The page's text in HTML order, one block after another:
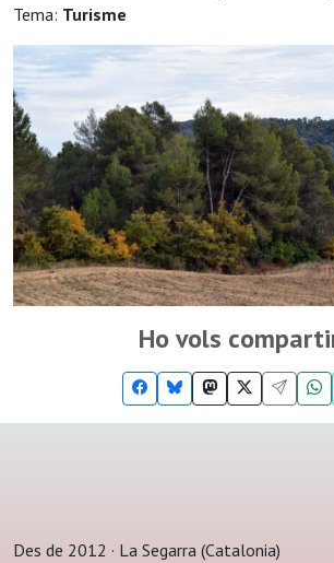
Tema: Turisme
Ho vols
Des de 2012 · La Segarra (Catalonia)